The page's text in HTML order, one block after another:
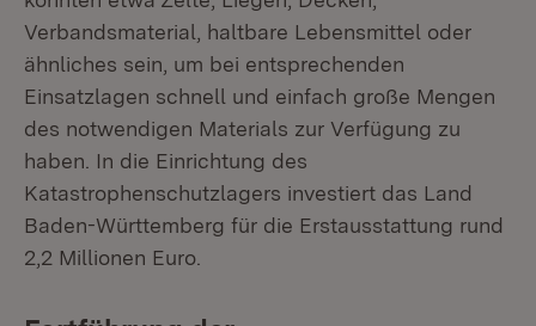
Verbandsmaterial, haltbare Lebensmittel oder
ähnliches sein, um bei entsprechenden
Einsatzlagen schnell und einfach große Mengen
des notwendigen Materials zur Verfügung zu
haben. In die Einrichtung des
Katastrophenschutzlagers investiert das Land
Baden-Württemberg für die Erstausstattung rund
2,2 Millionen Euro.